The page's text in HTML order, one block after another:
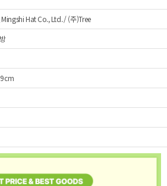
Hat Co., Ltd. / (주)Tree